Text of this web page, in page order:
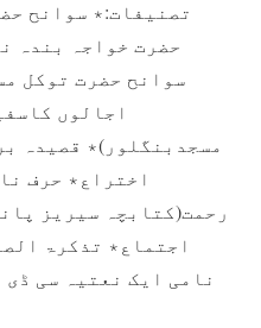
تصنیفات:٭ سوانح
حضرت خواجہ بندہ
سوانح حضرت توکل
اجالوں
مسجدبنگلور)٭ قصیدہ
اختراع٭ حرف
رحمت(کتابچہ سیریز
اجتماع٭ تذکرۃ
نامی ایک نعتیہ سی